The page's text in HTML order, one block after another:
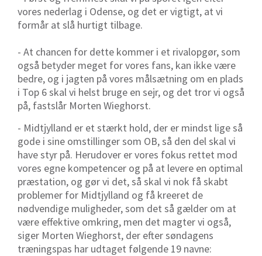
vores nederlag i Odense, og det er vigtigt, at vi
formår at slå hurtigt tilbage.
- At chancen for dette kommer i et rivalopgør, som
også betyder meget for vores fans, kan ikke være
bedre, og i jagten på vores målsætning om en plads
i Top 6 skal vi helst bruge en sejr, og det tror vi også
på, fastslår Morten Wieghorst.
- Midtjylland er et stærkt hold, der er mindst lige så
gode i sine omstillinger som OB, så den del skal vi
have styr på. Herudover er vores fokus rettet mod
vores egne kompetencer og på at levere en optimal
præstation, og gør vi det, så skal vi nok få skabt
problemer for Midtjylland og få kreeret de
nødvendige muligheder, som det så gælder om at
være effektive omkring, men det magter vi også,
siger Morten Wieghorst, der efter søndagens
træningspas har udtaget følgende 19 navne: